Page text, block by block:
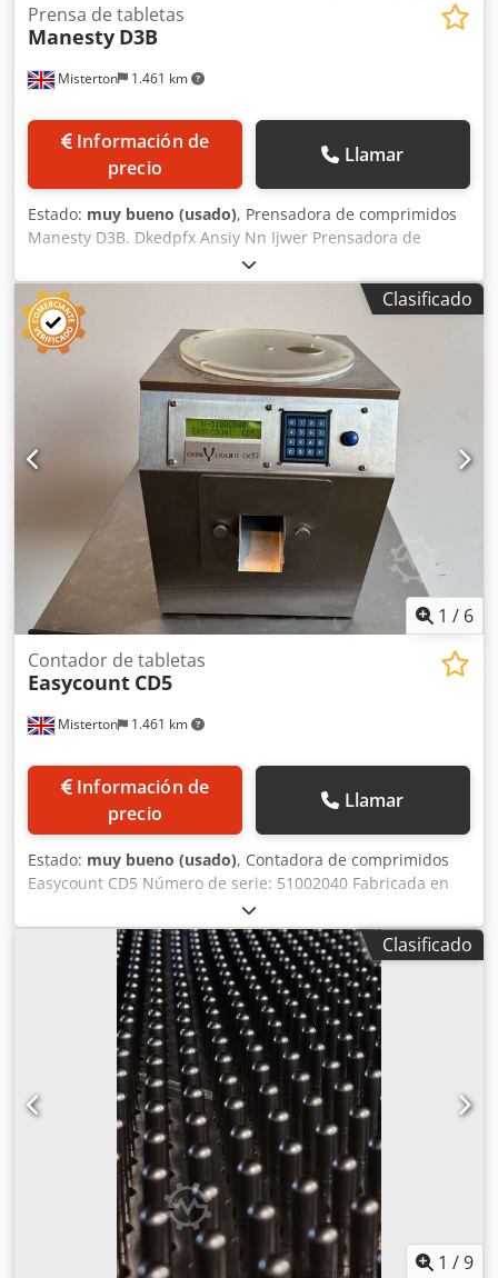
Misterton 1.461 km
Prensa de tabletas
Manesty D3B
Información de
precio
Llamar
Estado: muy bueno (usado), Prensadora de comprimidos
Manesty D3B. Dkedpfx Ansiy Nn Ijwer Prensadora de
comprimidos Manesty de 16 estaciones, con una
capacidad de hasta 500 comprimidos por minuto,
diámetro máximo del comprimido de 25 mm, profundidad
máxima de llenado de 20 mm, 3 fases.
Clasificado
1 / 6
Misterton 1.461 km
Contador de tabletas
Easycount CD5
Información de
precio
Llamar
Estado: muy bueno (usado), Contadora de comprimidos
Easycount CD5 Número de serie: 51002040 Fabricada en
acero inoxidable, la Easycount permite realizar un
inventario preciso de todos los comprimidos y cápsulas de
gelatina blanda, así como de la mayoría de los tamaños y
formas de comprimidos. Llenará con exactitud y de forma
automática todo tipo de envases, verificará el número de
envases completos en cualquier momento e identificará
cuántas unidades se han contado en los últimos envases,
incluso si están incompletos. 1Ph Dodoiy Nngopfx Anwekr
Clasificado
1 /9